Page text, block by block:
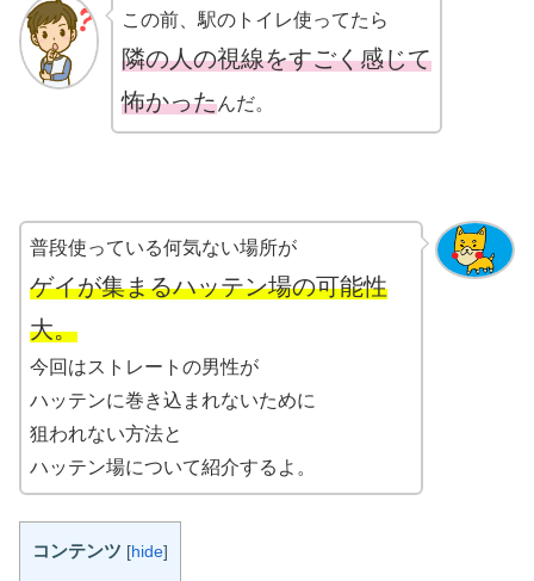
この前、駅のトイレ使ってたら
隣の人の視線をすごく感じて
怖かったんだ。
普段使っている何気ない場所が
ゲイが集まるハッテン場の可能性
大。
今回はストレートの男性が
ハッテンに巻き込まれないために
狙われない方法と
ハッテン場について紹介するよ。
コンテンツ [hide]